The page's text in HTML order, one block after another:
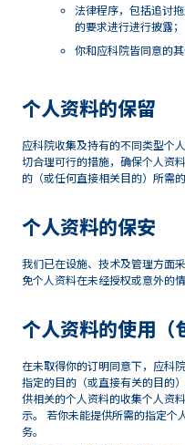
法律程序，包括追讨
的要求进行进行披露；
你和应科院皆同意的其
个人资料的保留
应科院收集及持有的不同类型个
切合理可行的措施，确保个人资
的（或任何直接相关目的）所需的
个人资料的保安
我们已在设施、技术及管理方面
免个人资料在未经授权或意外的
个人资料的使用（
在未取得你的订明同意下，应科
指定的目的（或直接有关的目的
供相关的个人资料的收集个人资
示。 若你未能提供所需的指定个
务。